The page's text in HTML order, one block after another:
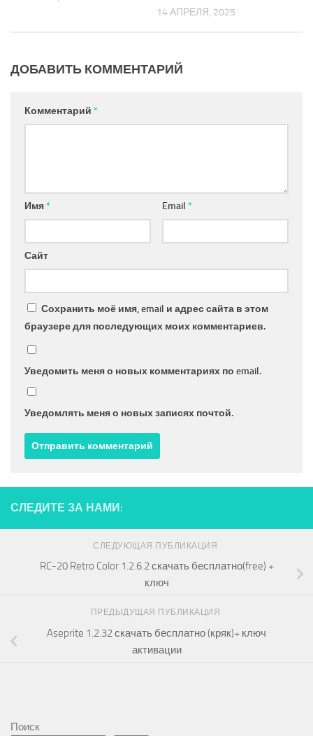
14 АПРЕЛЯ, 2025
ДОБАВИТЬ КОММЕНТАРИЙ
Комментарий *
Имя* Email *
Сайт
Сохранить моё имя, email и адрес сайта в этом
браузере для последующих моих комментариев.
Уведомить меня о новых комментариях по email.
Уведомлять меня о новых записях почтой.
СЛЕДИТЕ ЗА НАМИ:
СЛЕДУЮЩАЯ ПУБЛИКАЦИЯ
RC-20 Retro Color 1.2.6.2 скачать бесплатно(free) +
ключ
ПРЕДЫДУЩАЯ ПУБЛИКАЦИЯ
Aseprite 1.2.32 скачать бесплатно (кряк)+ ключ
активации
Поиск